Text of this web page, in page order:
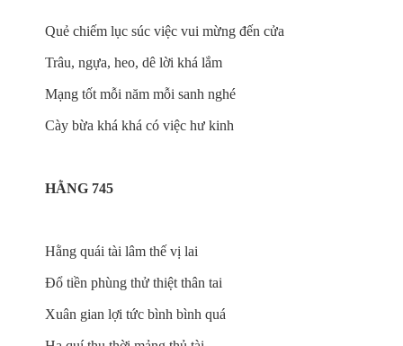
Quẻ chiếm lục súc việc vui mừng đến cửa
Trâu, ngựa, heo, dê lời khá lắm
Mạng tốt mỗi năm mỗi sanh nghé
Cày bừa khá khá có việc hư kinh
HẰNG 745
Hằng quái tài lâm thế vị lai
Đổ tiền phùng thử thiệt thân tai
Xuân gian lợi tức bình bình quá